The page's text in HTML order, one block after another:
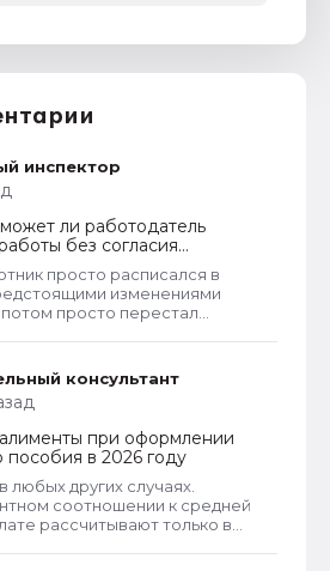
инспектор
ли работодатель
без согласия
просто расписался в
изменениями
просто перестал
тогда работодатель был
имеющиеся вакансии и
работу, либо уволить с
компенсаций.
консультант
при оформлении
пособия в 2026 году
любых других случаях.
соотношении к средней
рассчитывают только в